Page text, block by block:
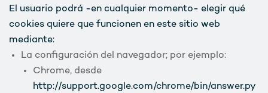
El usuario podrá -en cualquier momento- elegir qué
cookies quiere que funcionen en este sitio web
mediante:
La configuración del navegador; por ejemplo:
Chrome, desde
http://support.google.com/chrome/bin/answer.py